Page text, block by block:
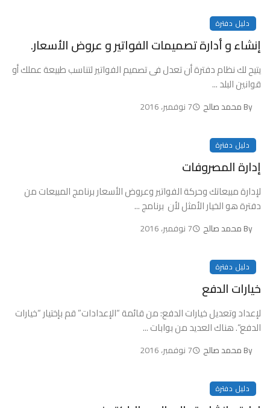
دليل دفترة
إنشاء و أدارة تصميمات الفواتير و عروض الأسعار.
يتيح لك نظام دفترة أن تعدل فى تصميم الفواتير لتناسب طبيعة عملك أو
قوانين البلد ...
Byمحمد صالح 7 نوفمبر، 2016
دليل دفترة
إدارة المصروفات
لإدارة مبيعاتك وحركة الفواتير وعروض الأسعار برنامج المبيعات من
دفترة هو الخيار الأمثل لأن برنامج ...
Byمحمد صالح 7 نوفمبر، 2016
دليل دفترة
خيارات الدفع
لإعداد وتعديل خيارات الدفع: من قائمة “الإعدادات” قم بإختيار “خيارات
الدفع“. هناك العديد من بوابات ...
Byمحمد صالح 7 نوفمبر، 2016
دليل دفترة